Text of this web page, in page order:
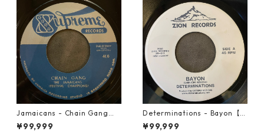
Jamaicans - Chain Gang【7
-21911】
¥99,999
Determinations - Bayon【7-
21865】
¥99,999